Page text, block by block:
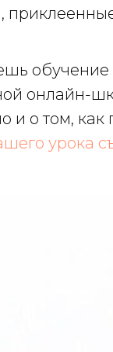
обучение
онлайн-
и о том, как
урока